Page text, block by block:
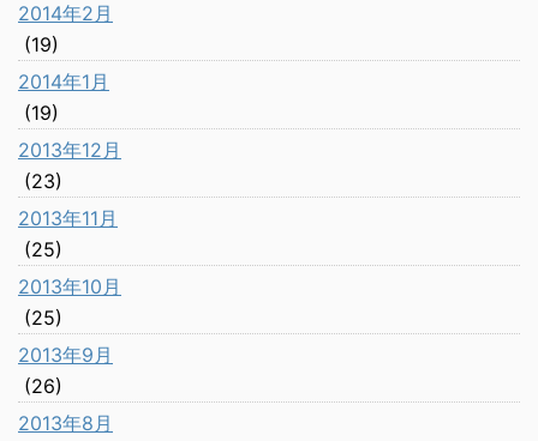
2014年2月
(19)
2014年1月
(19)
2013年12月
(23)
2013年11月
(25)
2013年10月
(25)
2013年9月
(26)
2013年8月